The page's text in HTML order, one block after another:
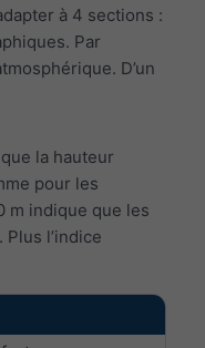
à 4 sections :
Par
D’un
la hauteur
pour les
m indique que les
l’indice